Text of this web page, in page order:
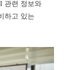
관련 정보와
하고 있는